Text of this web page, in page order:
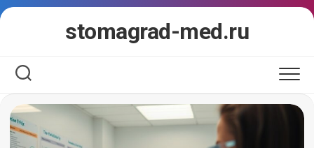
Перейти
stomagrad-med.ru